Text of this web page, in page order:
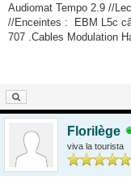
Audiomat Tempo 2.9 //
//Enceintes :
EBM L5c
707 .Cables Modulation
Florilège
viva la tourista